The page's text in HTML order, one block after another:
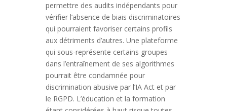
permettre des audits indépendants pour
vérifier l’absence de biais discriminatoires
qui pourraient favoriser certains profils
aux détriments d’autres. Une plateforme
qui sous-représente certains groupes
dans l’entraînement de ses algorithmes
pourrait être condamnée pour
discrimination abusive par l’IA Act et par
le RGPD. L’éducation et la formation